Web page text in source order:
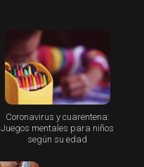
Coronavirus y cuarentena:
Juegos mentales para niños
según su edad